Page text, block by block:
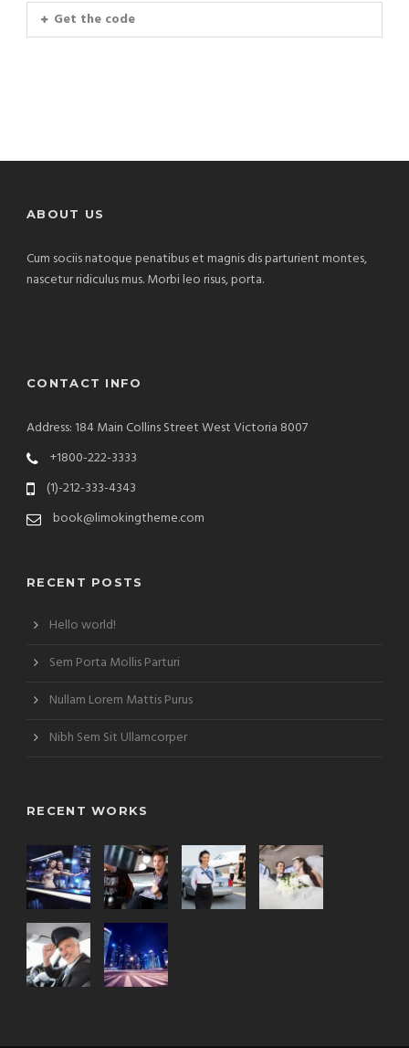
Get the code
ABOUT US
Cum sociis natoque penatibus et magnis dis parturient montes,
nascetur ridiculus mus. Morbi leo risus, porta.
CONTACT INFO
Address: 184 Main Collins Street West Victoria 8007
+1800-222-3333
(1)-212-333-4343
book@limokingtheme.com
RECENT POSTS
Hello world!
Sem Porta Mollis Parturi
Nullam Lorem Mattis Purus
Nibh Sem Sit Ullamcorper
RECENT WORKS